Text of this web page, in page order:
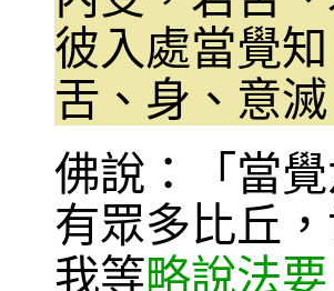
彼入處當覺
舌、身、意
佛說：「當
有眾多比丘
我等略說法